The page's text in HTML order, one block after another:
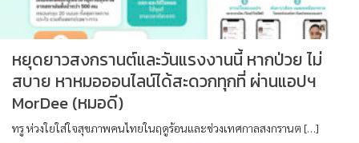
หยุดยาวสงกรานต์และวันแรงงานนี้ หากป่วย ไม่
สบาย หาหมอออนไลน์ได้สะดวกทุกที่ ผ่านแอปฯ
MorDee (หมอดี)
ทรู ห่วงใยใส่ใจสุขภาพคนไทยในฤดูร้อนและช่วงเทศกาลสงกรานต […]